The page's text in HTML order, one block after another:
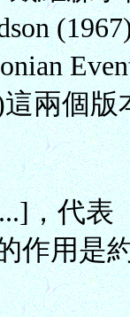
兩個
，代表
作用是